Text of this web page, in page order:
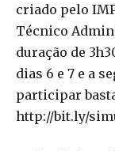
criado pelo
Técnico
duração de
dias 6 e 7 e a
participar
http://bit.ly/